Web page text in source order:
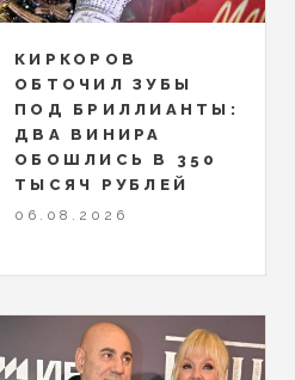
КИРКОРОВ
ОБТОЧИЛ ЗУБЫ
ПОД БРИЛЛИАНТЫ:
ДВА ВИНИРА
ОБОШЛИСЬ В 350
ТЫСЯЧ РУБЛЕЙ
06.08.2026